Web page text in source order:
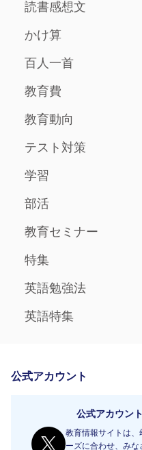
読書感想文
かけ算
百人一首
教育費
教育動向
テスト対策
学習
部活
教育セミナー
特集
英語勉強法
英語特集
公式アカウント
公式アカウン
教育情報サイトは、
ーズに合わせ、みな